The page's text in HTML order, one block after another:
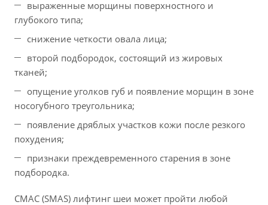
выраженные морщины поверхностного и
глубокого типа;
снижение четкости овала лица;
второй подбородок, состоящий из жировых
тканей;
опущение уголков губ и появление морщин в зоне
носогубного треугольника;
появление дряблых участков кожи после резкого
похудения;
признаки преждевременного старения в зоне
подбородка.
СМАС (SMAS) лифтинг шеи может пройти любой